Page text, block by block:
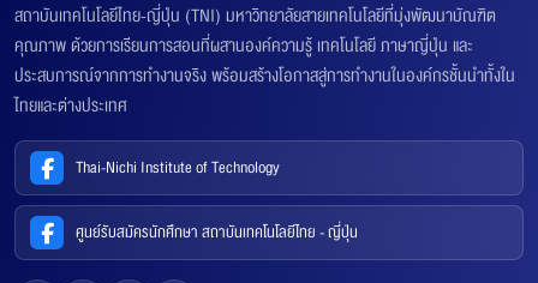
สถาบันเทคโนโลยีไทย-ญี่ปุ่น (TNI) มหาวิทยาลัยสายเทคโนโลยีที่มุ่งพัฒนาบัณฑิต
คุณภาพ ด้วยการเรียนการสอนที่ผสานองค์ความรู้ เทคโนโลยี ภาษาญี่ปุ่น และ
ประสบการณ์จากการทำงานจริง พร้อมสร้างโอกาสสู่การทำงานในองค์กรชั้นนำทั้งใน
ไทยและต่างประเทศ
Thai-Nichi Institute of Technology
ศูนย์รับสมัครนักศึกษา สถาบันเทคโนโลยีไทย - ญี่ปุ่น